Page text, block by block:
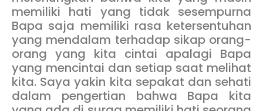
memiliki hati yang tidak sesempurna
Bapa saja memiliki rasa ketersentuhan
yang mendalam terhadap sikap orang-
orang yang kita cintai apalagi Bapa
yang mencintai dan setiap saat melihat
kita. Saya yakin kita sepakat dan sehati
dalam pengertian bahwa Bapa kita